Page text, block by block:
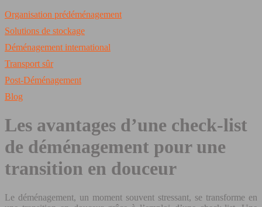
Organisation prédéménagement
Solutions de stockage
Déménagement international
Transport sûr
Post-Déménagement
Blog
Les avantages d’une check-list
de déménagement pour une
transition en douceur
Le déménagement, un moment souvent stressant, se transforme en